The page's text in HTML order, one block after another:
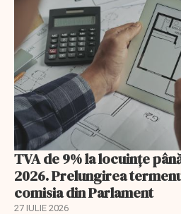
TVA de 9% la locuințe
2026. Prelungirea
comisia din Parlament
27 IULIE 2026